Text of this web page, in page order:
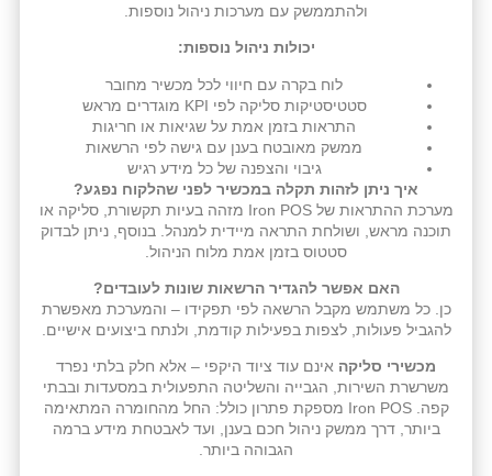
ולהתממשק עם מערכות ניהול נוספות.
יכולות ניהול נוספות:
לוח בקרה עם חיווי לכל מכשיר מחובר
סטטיסטיקות סליקה לפי KPI מוגדרים מראש
התראות בזמן אמת על שגיאות או חריגות
ממשק מאובטח בענן עם גישה לפי הרשאות
גיבוי והצפנה של כל מידע רגיש
איך ניתן לזהות תקלה במכשיר לפני שהלקוח נפגע?
מערכת ההתראות של Iron POS מזהה בעיות תקשורת, סליקה או
תוכנה מראש, ושולחת התראה מיידית למנהל. בנוסף, ניתן לבדוק
סטטוס בזמן אמת מלוח הניהול.
האם אפשר להגדיר הרשאות שונות לעובדים?
כן. כל משתמש מקבל הרשאה לפי תפקידו – והמערכת מאפשרת
להגביל פעולות, לצפות בפעילות קודמת, ולנתח ביצועים אישיים.
מכשירי סליקה אינם עוד ציוד היקפי – אלא חלק בלתי נפרד
משרשרת השירות, הגבייה והשליטה התפעולית במסעדות ובבתי
קפה. Iron POS מספקת פתרון כולל: החל מהחומרה המתאימה
ביותר, דרך ממשק ניהול חכם בענן, ועד לאבטחת מידע ברמה
הגבוהה ביותר.